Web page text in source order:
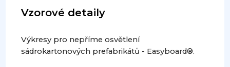
Vzorové detaily
Výkresy pro nepříme osvětlení
sádrokartonových prefabrikátů - Easyboard®.